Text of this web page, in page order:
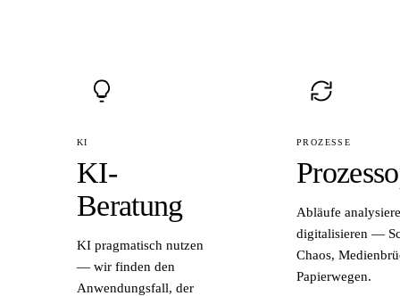
KI
KI-
Beratung
KI pragmatisch nutzen
— wir finden den
Anwendungsfall, der
PROZESSE
Abläufe
digitalisieren —
Chaos,
Papierwegen.